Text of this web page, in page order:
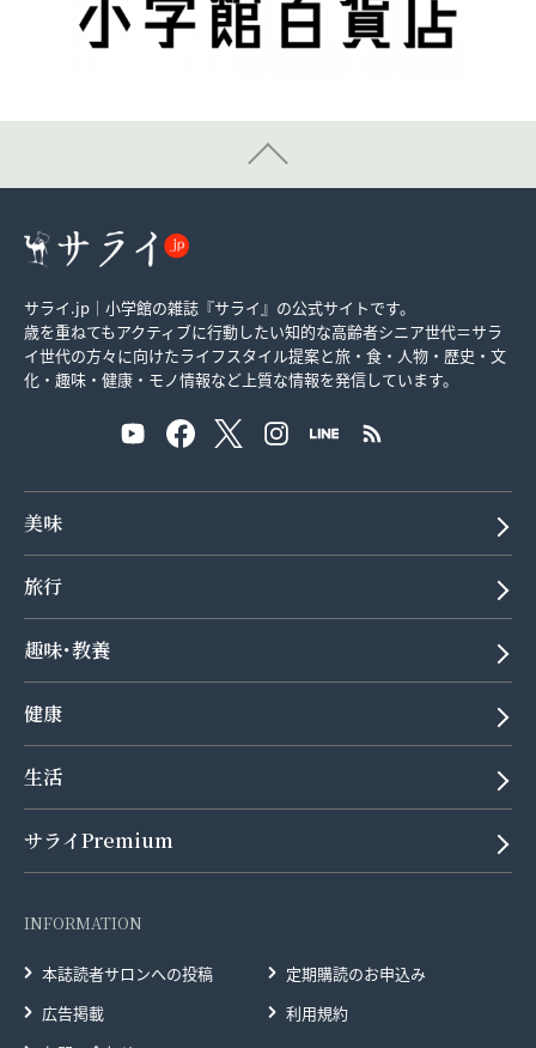
サライ.jp｜小学館の雑誌『サライ』の公式サイトです。
歳を重ねてもアクティブに行動したい知的な高齢者シニア世代＝サラ
イ世代の方々に向けたライフスタイル提案と旅・食・人物・歴史・文
化・趣味・健康・モノ情報など上質な情報を発信しています。
美味
旅行
趣味･教養
健康
生活
サライPremium
INFORMATION
本誌読者サロンへの投稿
定期購読のお申込み
広告掲載
利用規約